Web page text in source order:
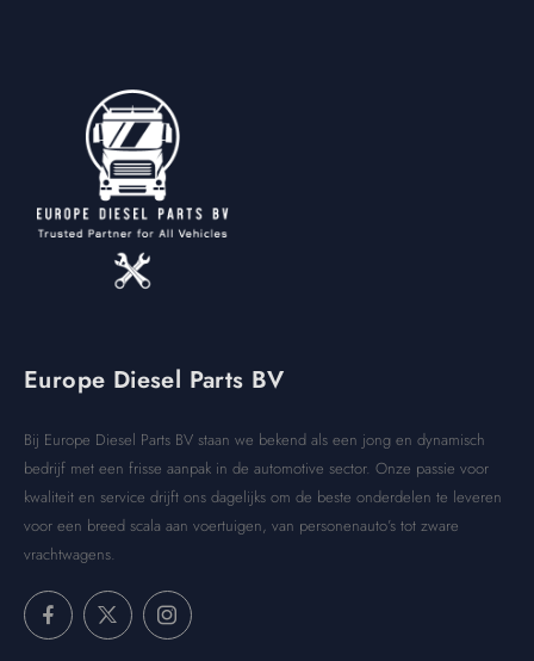
Europe Diesel Parts BV
Bij Europe Diesel Parts BV staan we bekend als een jong en dynamisch
bedrijf met een frisse aanpak in de automotive sector. Onze passie voor
kwaliteit en service drijft ons dagelijks om de beste onderdelen te leveren
voor een breed scala aan voertuigen, van personenauto’s tot zware
vrachtwagens.